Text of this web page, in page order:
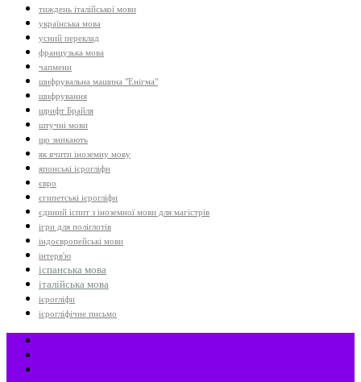
тиждень італійської мови
українська мова
усний переклад
французька мова
чапмени
шифрувальна машина "Енігма"
шифрування
шрифт Брайля
штучні мови
що зникають
як вчити іноземну мову
японські ієрогліфи
євро
єгипетські ієрогліфи
єдиний іспит з іноземної мови для магістрів
ігри для поліглотів
індоєвропейські мови
інтерв'ю
іспанська мова
італійська мова
ієрогліфи
ієрогліфічне письмо